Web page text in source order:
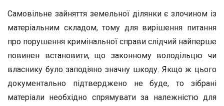
Самовільне зайняття земельної ділянки є злочином із
матеріальним складом, тому для вирішення питання
про порушення кримінальної справи слідчий найперше
повинен встановити, що законному володільцю чи
власнику було заподіяно значну шкоду. Якщо ж цього
документально підтверджено не буде, то зібрані
матеріали необхідно спрямувати за належністю для